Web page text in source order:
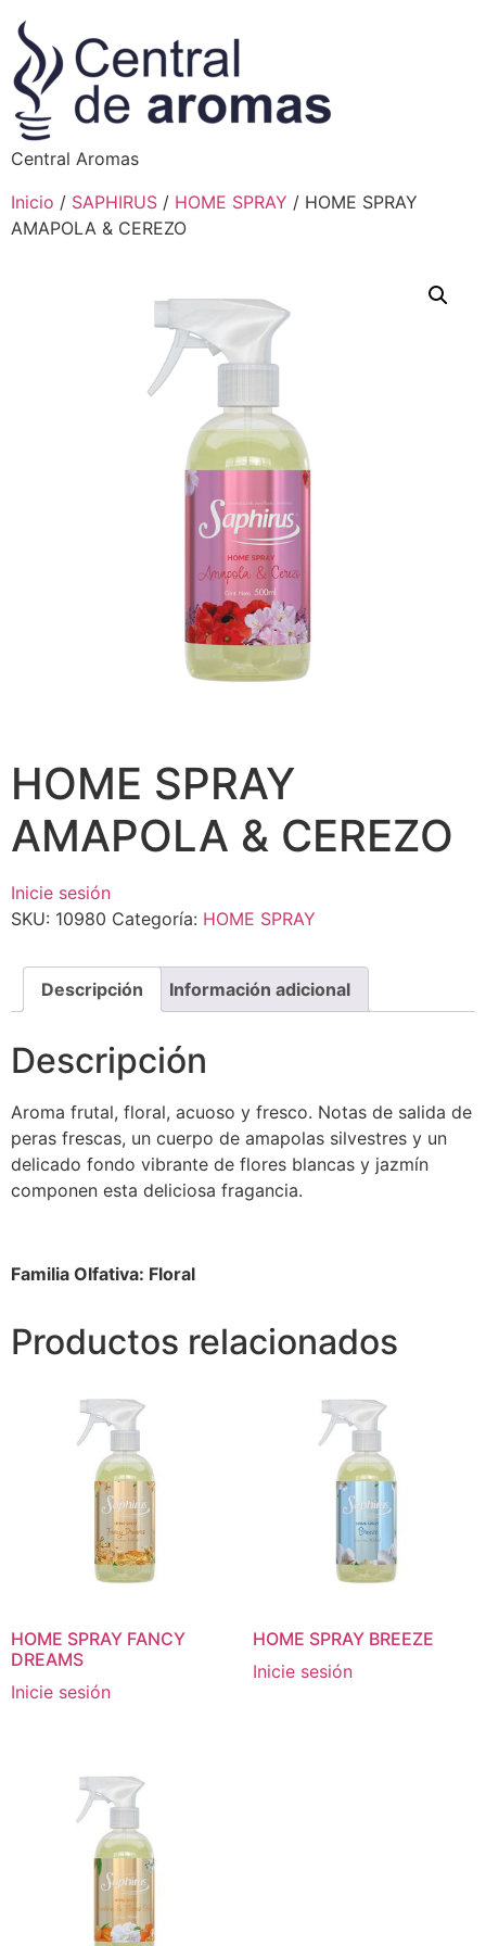
Central Aromas
Inicio / SAPHIRUS / HOME SPRAY / HOME SPRAY
AMAPOLA & CEREZO
HOME SPRAY
AMAPOLA & CEREZO
Inicie sesión
SKU: 10980 Categoría: HOME SPRAY
Descripción Información adicional
Descripción
Aroma frutal, floral, acuoso y fresco. Notas de salida de
peras frescas, un cuerpo de amapolas silvestres y un
delicado fondo vibrante de flores blancas y jazmín
componen esta deliciosa fragancia.
Familia Olfativa: Floral
Productos relacionados
HOME SPRAY FANCY
DREAMS
Inicie sesión
HOME SPRAY BREEZE
Inicie sesión